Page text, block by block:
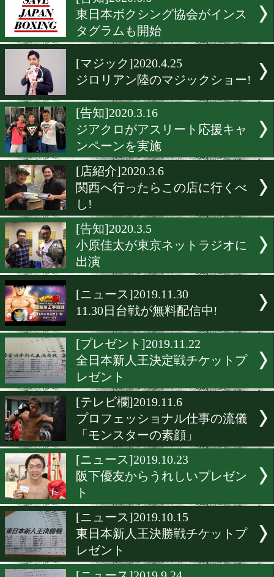
[TV情報]2020.9.19
川嶋勝重氏がバース&ディ
演
[告知]2020.7.6
ジアクロが新商品を発売
[告知]2020.6.6
東日本ボクシング協会がイ
[マジック]2020.4.25
ジロリアン陸のマジックシ
[告知]2020.3.16
ジアクロがアスリート応援
ンペーンを実施
[店紹介]2020.3.6
関西へ行ったらこの店に行
し!
[告知]2020.3.5
小原佳太が東京ネットラジ
出演
[ニュース]2019.11.30
11.30日台戦が無料配信中!